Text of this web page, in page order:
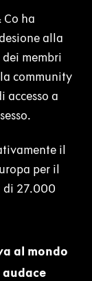
ha
alla
membri
community
accesso a
il
per il
di 27.000
al mondo